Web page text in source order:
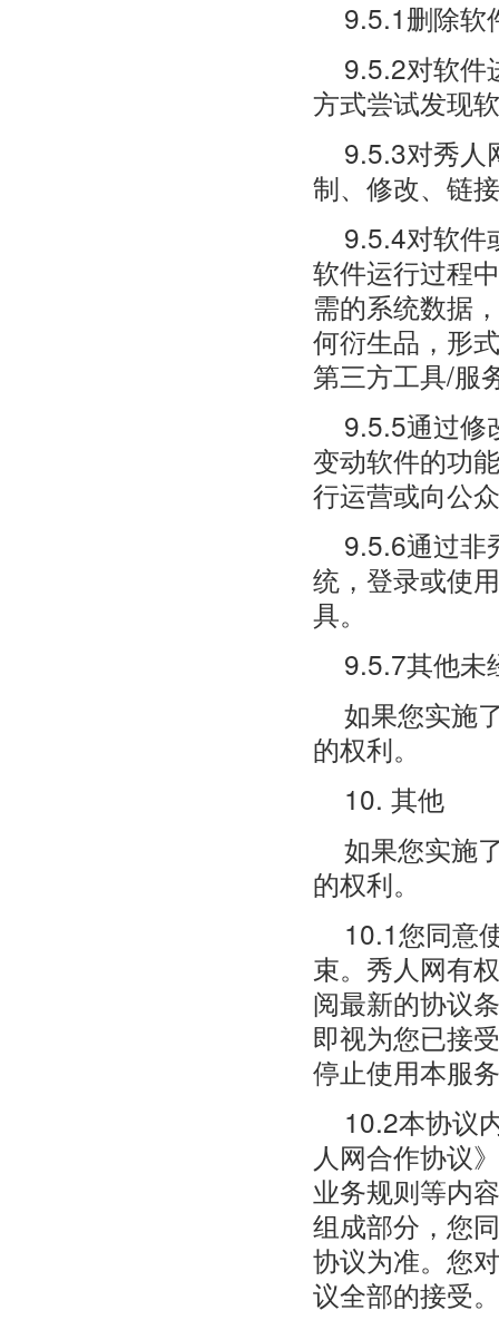
9.5.1删除软
9.5.2对软件
方式尝试发现
9.5.3对秀人
制、修改、链
9.5.4对软件
软件运行过程
需的系统数据
何衍生品，形
第三方工具/服
9.5.5通过修
变动软件的功
行运营或向公
9.5.6通过非
统，登录或使
具。
9.5.7其他未
如果您实施
的权利。
10. 其他
如果您实施
的权利。
10.1您同意
束。秀人网有
阅最新的协议
即视为您已接
停止使用本服
10.2本协议
人网合作协议
业务规则等内
组成部分，您
协议为准。您
议全部的接受。